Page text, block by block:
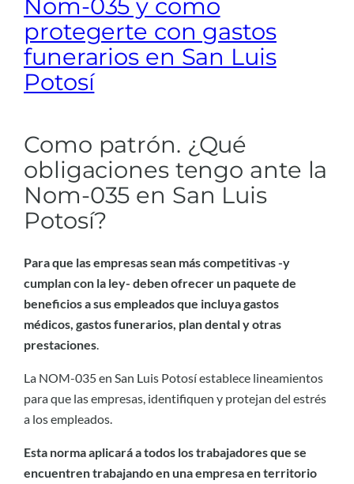
Nom-035 y como
protegerte con gastos
funerarios en San Luis
Potosí
Como patrón. ¿Qué
obligaciones tengo ante la
Nom-035 en San Luis
Potosí?
Para que las empresas sean más competitivas -y
cumplan con la ley- deben ofrecer un paquete de
beneficios a sus empleados que incluya gastos
médicos, gastos funerarios, plan dental y otras
prestaciones
La NOM-035 en San Luis Potosí establece lineamientos
para que las empresas, identifiquen y protejan del estrés
a los empleados.
Esta norma aplicará a todos los trabajadores que se
encuentren trabajando en una empresa en territorio